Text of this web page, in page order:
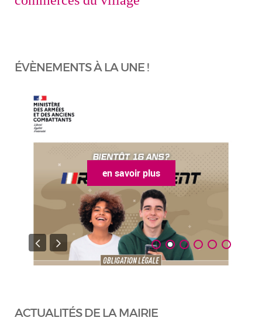
ÉVÈNEMENTS À LA UNE !
en savoir plus
ACTUALITÉS DE LA MAIRIE